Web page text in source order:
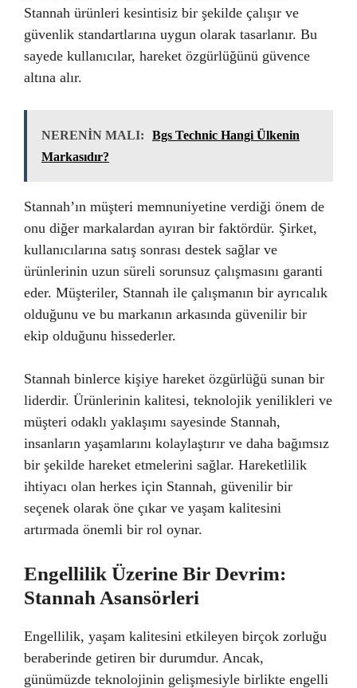
Stannah ürünleri kesintisiz bir şekilde çalışır ve
güvenlik standartlarına uygun olarak tasarlanır. Bu
sayede kullanıcılar, hareket özgürlüğünü güvence
altına alır.
NERENİN MALI:
Bgs Technic Hangi Ülkenin
Markasıdır?
Stannah’ın müşteri memnuniyetine verdiği önem de
onu diğer markalardan ayıran bir faktördür. Şirket,
kullanıcılarına satış sonrası destek sağlar ve
ürünlerinin uzun süreli sorunsuz çalışmasını garanti
eder. Müşteriler, Stannah ile çalışmanın bir ayrıcalık
olduğunu ve bu markanın arkasında güvenilir bir
ekip olduğunu hissederler.
Stannah binlerce kişiye hareket özgürlüğü sunan bir
liderdir. Ürünlerinin kalitesi, teknolojik yenilikleri ve
müşteri odaklı yaklaşımı sayesinde Stannah,
insanların yaşamlarını kolaylaştırır ve daha bağımsız
bir şekilde hareket etmelerini sağlar. Hareketlilik
ihtiyacı olan herkes için Stannah, güvenilir bir
seçenek olarak öne çıkar ve yaşam kalitesini
artırmada önemli bir rol oynar.
Engellilik Üzerine Bir Devrim:
Stannah Asansörleri
Engellilik, yaşam kalitesini etkileyen birçok zorluğu
beraberinde getiren bir durumdur. Ancak,
günümüzde teknolojinin gelişmesiyle birlikte engelli